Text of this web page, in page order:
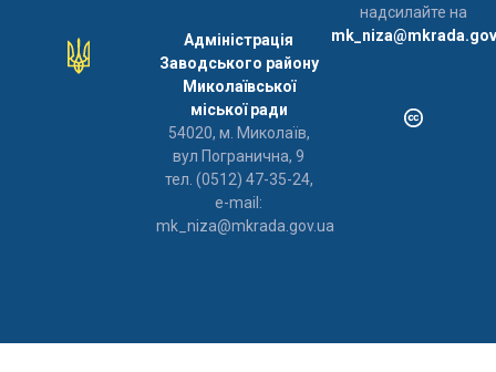
Адміністрація
Заводського району
Миколаївської
міської ради
54020, м. Миколаїв,
вул Погранична, 9
тел. (0512) 47-35-24,
e-mail:
mk_niza@mkrada.gov.ua
надсилайте на